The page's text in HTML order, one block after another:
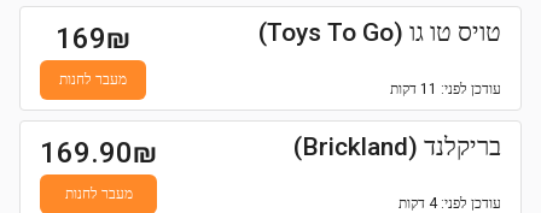
טויס טו גו (Toys To Go)
עודכן לפני: 11 דקות
169₪
מעבר לחנות
בריקלנד (Brickland)
עודכן לפני: 4 דקות
169.90₪
מעבר לחנות